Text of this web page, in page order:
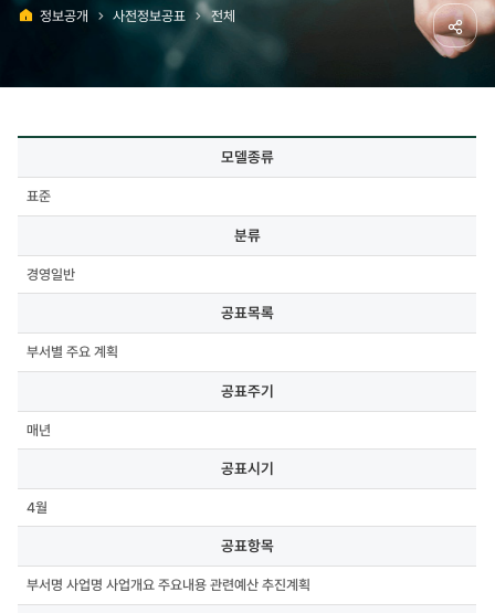
정보공개 사전정보공표 전체
모델종류,
분류,
공표주기,
공표시기,
공표항목,
담당자,
연락처,
첨부파일
모델종류
표준
분류
경영일반
공표목록
부서별 주요 계획
공표주기
매년
공표시기
4월
공표항목
부서명 사업명 사업개요 주요내용 관련예산 추진계획